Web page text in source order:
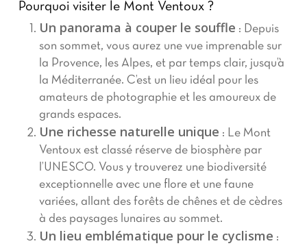
Pourquoi visiter le Mont Ventoux ?
Un panorama à couper le souffle : Depuis
son sommet, vous aurez une vue imprenable sur
la Provence, les Alpes, et par temps clair, jusqu’à
la Méditerranée. C’est un lieu idéal pour les
amateurs de photographie et les amoureux de
grands espaces.
Une richesse naturelle unique : Le Mont
Ventoux est classé réserve de biosphère par
l’UNESCO. Vous y trouverez une biodiversité
exceptionnelle avec une flore et une faune
variées, allant des forêts de chênes et de cèdres
à des paysages lunaires au sommet.
Un lieu emblématique pour le cyclisme :